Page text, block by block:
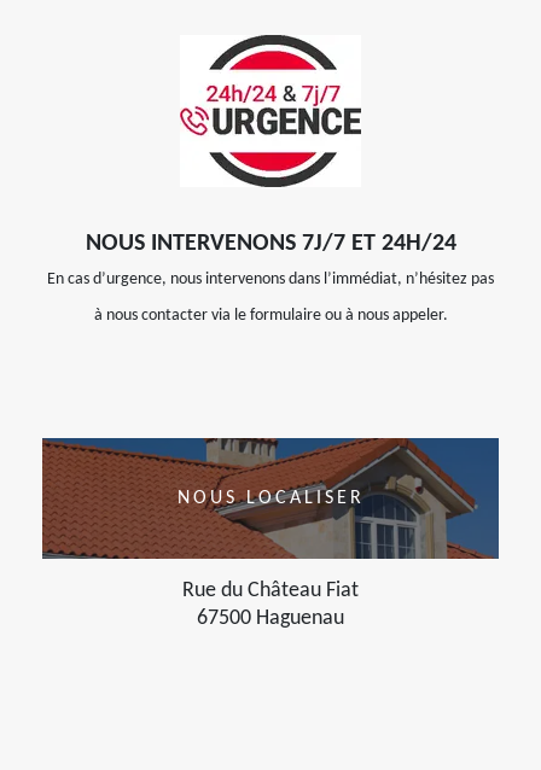
NOUS INTERVENONS 7J/7 ET 24H/24
En cas d’urgence, nous intervenons dans l’immédiat, n’hésitez pas
à nous contacter via le formulaire ou à nous appeler.
NOUS LOCALISER
Rue du Château Fiat
67500 Haguenau